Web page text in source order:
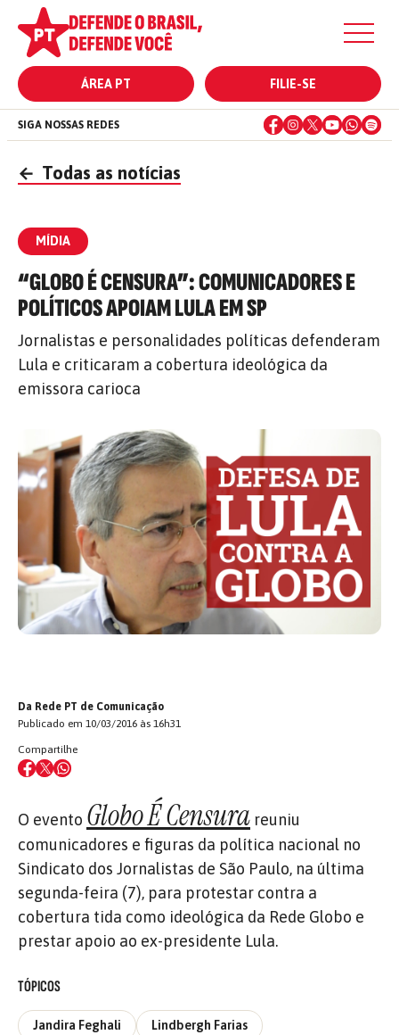
ÁREA PT FILIE-SE
SIGA NOSSAS REDES
← Todas as notícias
MÍDIA
“GLOBO É CENSURA”: COMUNICADORES E
POLÍTICOS APOIAM LULA EM SP
Jornalistas e personalidades políticas defenderam
Lula e criticaram a cobertura ideológica da
emissora carioca
Da Rede PT de Comunicação
Publicado em 10/03/2016 às 16h31
Compartilhe
O evento Globo É Censura reuniu
comunicadores e figuras da política nacional no
Sindicato dos Jornalistas de São Paulo, na última
segunda-feira (7), para protestar contra a
cobertura tida como ideológica da Rede Globo e
prestar apoio ao ex-presidente Lula.
TÓPICOS
Jandira Feghali Lindbergh Farias